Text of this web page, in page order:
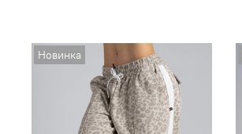
Новинка